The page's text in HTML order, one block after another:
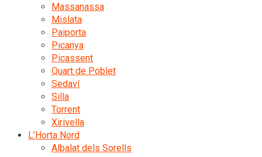
Massanassa
Mislata
Paiporta
Picanya
Picassent
Quart de Poblet
Sedaví
Silla
Torrent
Xirivella
L’Horta Nord
Albalat dels Sorells